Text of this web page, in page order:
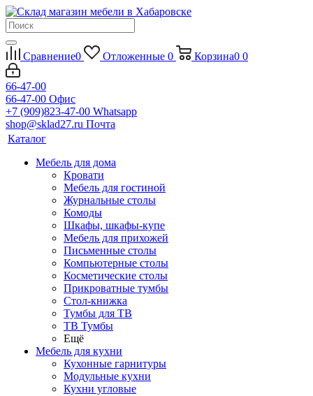
Сравнение0 Отложенные 0 Корзина0 0
66-47-00
66-47-00 Офис
+7 (909)823-47-00 Whatsapp
shop@sklad27.ru Почта
Каталог
Мебель для дома
Кровати
Мебель для гостиной
Журнальные столы
Комоды
Шкафы, шкафы-купе
Мебель для прихожей
Письменные столы
Компьютерные столы
Косметические столы
Прикроватные тумбы
Стол-книжка
Тумбы для ТВ
ТВ Тумбы
Ещё
Мебель для кухни
Кухонные гарнитуры
Модульные кухни
Кухни угловые